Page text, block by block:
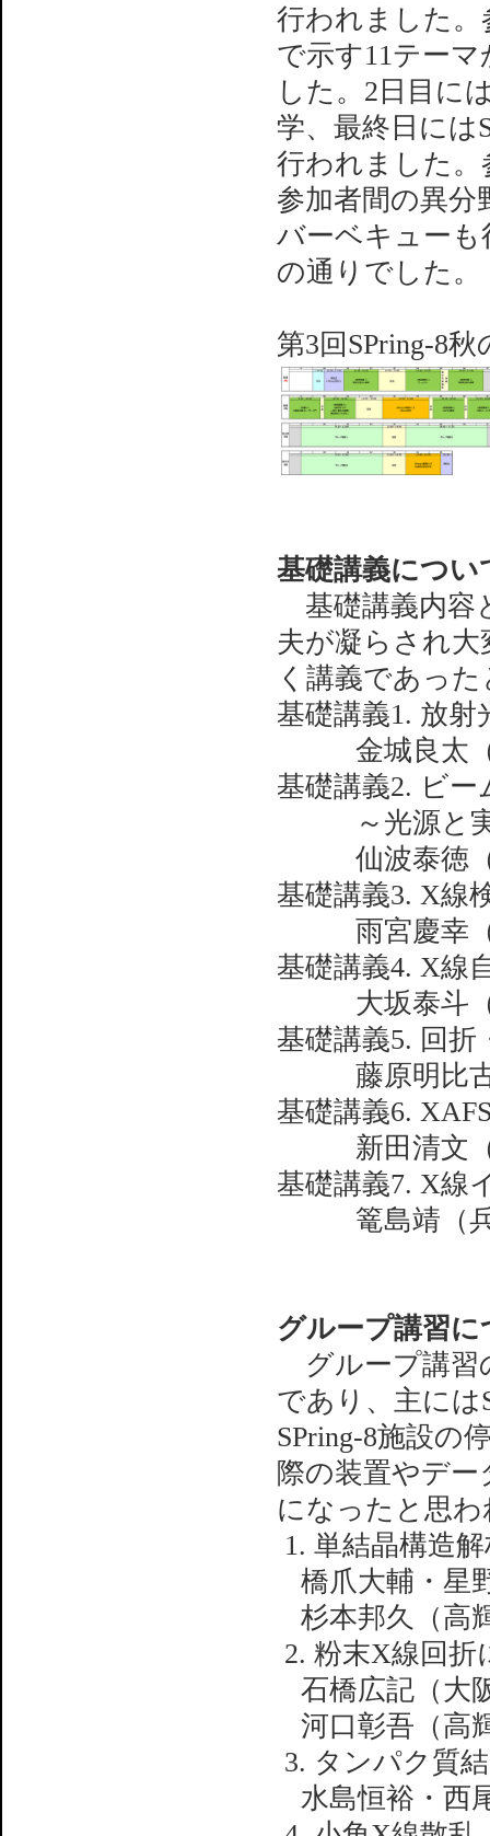
行われました
で示す11テー
した。2日目に
学、最終日には
行われました
参加者間の異分
バーベキュー
の通りでした。
第3回SPring-8
基礎講義につい
基礎講義内容
夫が凝らされ
く講義であっ
基礎講義1. 放射
金城良太
基礎講義2. ビー
～光源と
仙波泰徳
基礎講義3. X線
雨宮慶幸
基礎講義4. X線
大坂泰斗
基礎講義5. 回
藤原明比
基礎講義6.
新田清文
基礎講義7. X線
篭島靖（
グループ講習に
グループ講習
であり、主には
SPring-8施設の
際の装置やデ
になったと思
1. 単結晶構造
橋爪大輔・星
杉本邦久（高
2. 粉末X線回
石橋広記（大
河口彰吾（高
3. タンパク質
水島恒裕・西